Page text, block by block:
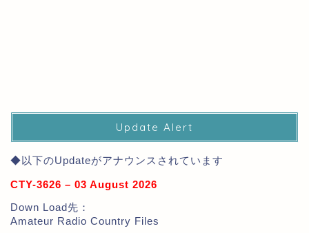
Update Alert
◆以下のUpdateがアナウンスされています
CTY-3626 – 03 August 2026
Down Load先：
Amateur Radio Country Files